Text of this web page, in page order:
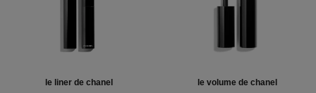
le liner de chanel le volume de chanel